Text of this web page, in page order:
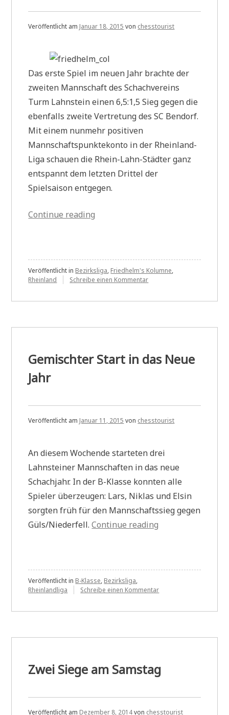
Veröffentlicht am Januar 18, 2015 von chesstourist
Das erste Spiel im neuen Jahr brachte der
zweiten Mannschaft des Schachvereins
Turm Lahnstein einen 6,5:1,5 Sieg gegen die
ebenfalls zweite Vertretung des SC Bendorf.
Mit einem nunmehr positiven
Mannschaftspunktekonto in der Rheinland-
Liga schauen die Rhein-Lahn-Städter ganz
entspannt dem letzten Drittel der
Spielsaison entgegen.
Continue reading
Presse:
Schöner
Erfolg
der
Mannschaft“
Veröffentlicht in Bezirksliga, Friedhelm's Kolumne,
Rheinland
Schreibe einen Kommentarzu
Schöner
zweiten
Mannschaft
Gemischter Start in das Neue
Jahr
Veröffentlicht am Januar 11, 2015 von chesstourist
An diesem Wochende starteten drei
Lahnsteiner Mannschaften in das neue
Schachjahr. In der B-Klasse konnten alle
Spieler überzeugen: Lars, Niklas und Elsin
sorgten früh für den Mannschaftssieg gegen
Güls/Niederfell.Continue reading
das
Jahr“
Veröffentlicht in B-Klasse, Bezirksliga,
Rheinlandliga
Schreibe einen Kommentarzu
Neue
Zwei Siege am Samstag
Veröffentlicht am Dezember 8, 2014von chesstourist